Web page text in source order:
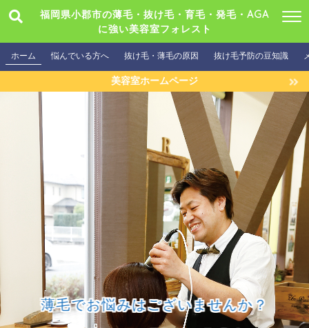
福岡県小郡市の薄毛・抜け毛・育毛・発毛・AGA
に強い美容室フォレスト
ホーム 悩んでいる方へ 抜け毛・薄毛の原因 抜け毛予防の豆知識
美容室ホームページ
薄毛でお悩みはございませんか？